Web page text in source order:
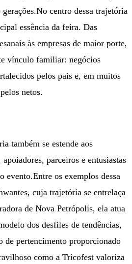
centro dessa trajetória
essência da feira. Das
às empresas de maior porte,
vínculo familiar: negócios
pelos pais e, em muitos
netos.
também se estende aos
parceiros e entusiastas
evento.Entre os exemplos dessa
cuja trajetória se entrelaça
de Nova Petrópolis, ela atua
dos desfiles de tendências,
de pertencimento proporcionado
como a Tricofest valoriza